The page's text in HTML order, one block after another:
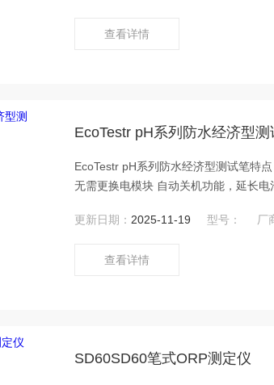
查看详情
EcoTestr pH系列防水经济型测
EcoTestr pH系列防水经济型测试笔特
无需更换电模块 自动关机功能，延长
更新日期： 2025-11-19 型号： 厂
查看详情
SD60SD60笔式ORP测定仪